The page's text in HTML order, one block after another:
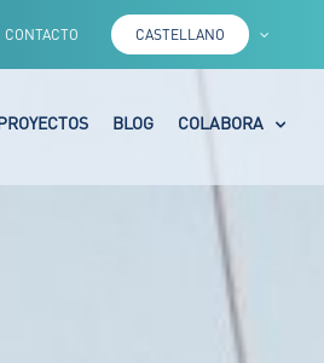
CONTACTO CASTELLANO
BLOG COLABORA